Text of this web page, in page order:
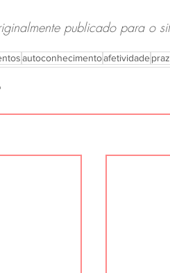
publicado para o
autoconhecimentoafetividade